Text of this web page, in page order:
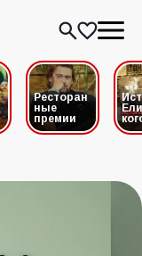
Ресторан
ные
премии